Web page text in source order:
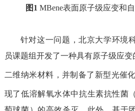
图1 MBene表面原子级应变和
针对这一问题，北京大学环境
员课题组开发了一种具有原子级应变
二维纳米材料， 并制备了新型光催
现了低溶解氧水体中抗生素抗性菌（